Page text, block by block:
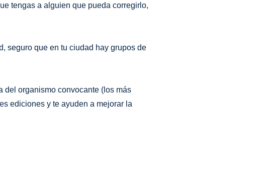
tengas a alguien que pueda corregirlo,
seguro que en tu ciudad hay grupos de
del organismo convocante (los más
ediciones y te ayuden a mejorar la